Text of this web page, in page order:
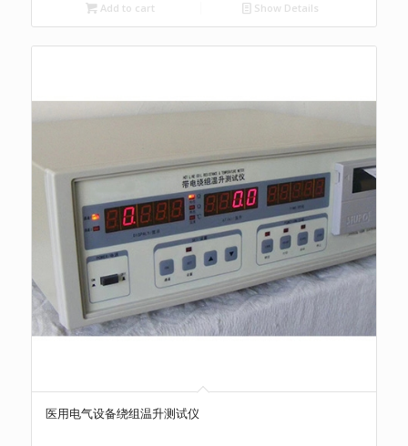
Add to cart Show Details
医用电气设备绕组温升测试仪